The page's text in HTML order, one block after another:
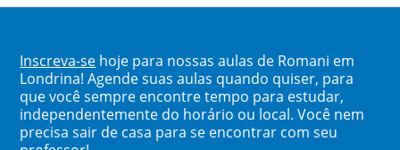
Inscreva-se hoje para nossas aulas de Romani em
Londrina! Agende suas aulas quando quiser, para
que você sempre encontre tempo para estudar,
independentemente do horário ou local. Você nem
precisa sair de casa para se encontrar com seu